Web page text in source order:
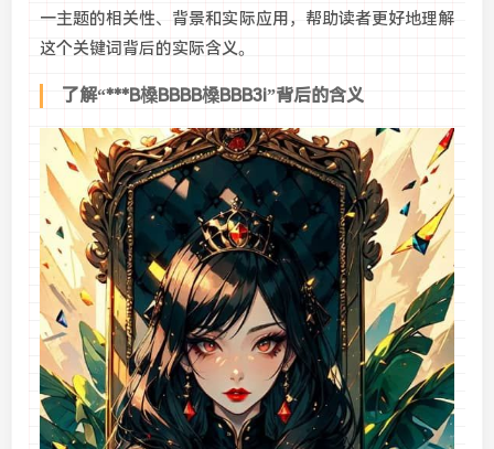
一主题的相关性、背景和实际应用，帮助读者更好地理解
这个关键词背后的实际含义。
了解“***B槡BBBB槡BBB3i”背后的含义